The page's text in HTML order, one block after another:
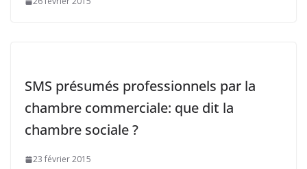
SMS présumés professionnels par la
chambre commerciale: que dit la
chambre sociale ?
23 février 2015